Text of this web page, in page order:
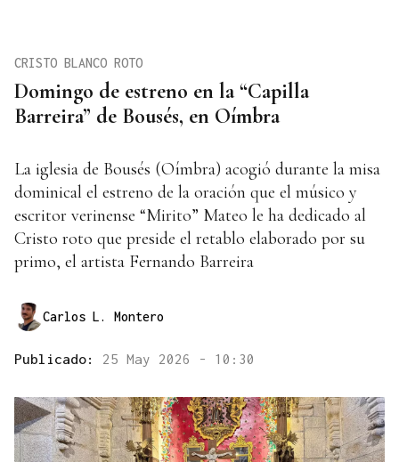
Domingo de estreno en la “Capilla
Barreira” de Bousés, en Oímbra
CRISTO BLANCO ROTO
La iglesia de Bousés (Oímbra) acogió durante la misa
dominical el estreno de la oración que el músico y
escritor verinense “Mirito” Mateo le ha dedicado al
Cristo roto que preside el retablo elaborado por su
primo, el artista Fernando Barreira
Carlos L. Montero
Publicado: 25 May 2026 - 10:30